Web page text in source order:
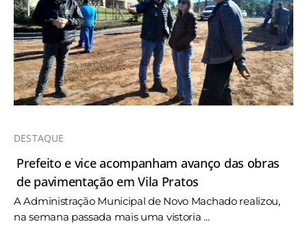
DESTAQUE
Prefeito e vice acompanham avanço das obras
de pavimentação em Vila Pratos
A Administração Municipal de Novo Machado realizou,
na semana passada mais uma vistoria ...